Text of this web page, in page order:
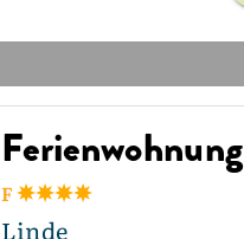
Ferienwohnung
F
Linde